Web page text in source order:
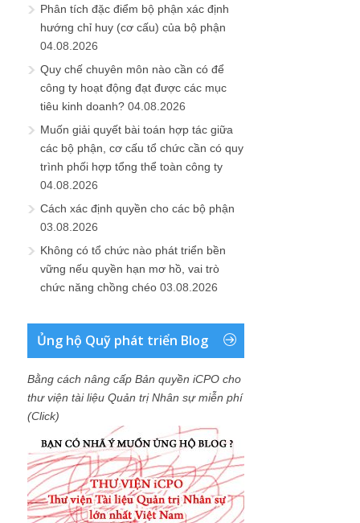
Phân tích đặc điểm bộ phận xác định
hướng chỉ huy (cơ cấu) của bộ phận
04.08.2026
Quy chế chuyên môn nào cần có để
công ty hoạt động đạt được các mục
tiêu kinh doanh? 04.08.2026
Muốn giải quyết bài toán hợp tác giữa
các bộ phận, cơ cấu tổ chức cần có quy
trình phối hợp tổng thể toàn công ty
04.08.2026
Cách xác định quyền cho các bộ phận
03.08.2026
Không có tổ chức nào phát triển bền
vững nếu quyền hạn mơ hồ, vai trò
chức năng chồng chéo 03.08.2026
Ủng hộ Quỹ phát triển Blog
Bằng cách nâng cấp Bản quyền iCPO cho
thư viện tài liệu Quản trị Nhân sự miễn phí
(Click)